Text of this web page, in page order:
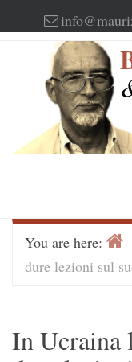
to
You are here:
dure lezioni sul
In Ucraina